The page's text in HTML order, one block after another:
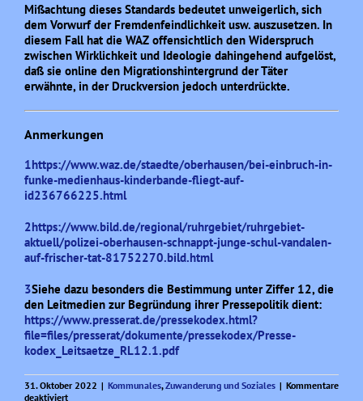
Mißachtung dieses Standards bedeutet unweigerlich, sich
dem Vorwurf der Fremdenfeindlichkeit usw. auszusetzen. In
diesem Fall hat die WAZ offensichtlich den Widerspruch
zwischen Wirklichkeit und Ideologie dahingehend aufgelöst,
daß sie online den Migrationshintergrund der Täter
erwähnte, in der Druckversion jedoch unterdrückte.
Anmerkungen
1https://www.waz.de/staedte/oberhausen/bei-einbruch-in-
funke-medienhaus-kinderbande-fliegt-auf-
id236766225.html
2https://www.bild.de/regional/ruhrgebiet/ruhrgebiet-
aktuell/polizei-oberhausen-schnappt-junge-schul-vandalen-
auf-frischer-tat-81752270.bild.html
3Siehe dazu besonders die Bestimmung unter Ziffer 12, die
den Leitmedien zur Begründung ihrer Pressepolitik dient:
https://www.presserat.de/pressekodex.html?
file=files/presserat/dokumente/pressekodex/Presse-
kodex_Leitsaetze_RL12.1.pdf
31. Oktober 2022 | Kommunales,Zuwanderung und Soziales | Kommentare
deaktiviertfür